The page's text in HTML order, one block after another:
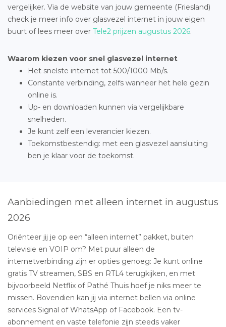
vergelijker. Via de website van jouw gemeente (Friesland)
check je meer info over glasvezel internet in jouw eigen
buurt of lees meer over Tele2 prijzen augustus 2026.
Waarom kiezen voor snel glasvezel internet
Het snelste internet tot 500/1000 Mb/s.
Constante verbinding, zelfs wanneer het hele gezin
online is.
Up- en downloaden kunnen via vergelijkbare
snelheden.
Je kunt zelf een leverancier kiezen.
Toekomstbestendig: met een glasvezel aansluiting
ben je klaar voor de toekomst.
Aanbiedingen met alleen internet in augustus
2026
Oriënteer jij je op een “alleen internet” pakket, buiten
televisie en VOIP om? Met puur alleen de
internetverbinding zijn er opties genoeg: Je kunt online
gratis TV streamen, SBS en RTL4 terugkijken, en met
bijvoorbeeld Netflix of Pathé Thuis hoef je niks meer te
missen. Bovendien kan jij via internet bellen via online
services Signal of WhatsApp of Facebook. Een tv-
abonnement en vaste telefonie zijn steeds vaker